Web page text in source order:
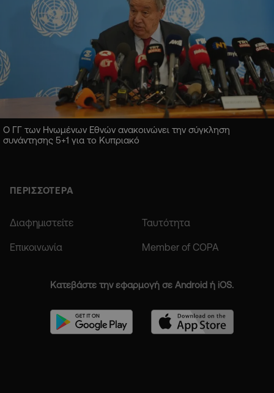
Ο ΓΓ των Ηνωμένων Εθνών ανακοινώνει την σύγκληση
συνάντησης 5+1 για το Κυπριακό
ΠΕΡΙΣΣΟΤΕΡΑ
Διαφημιστείτε Ταυτότητα
Επικοινωνία Member of COPA
Κατεβάστε την εφαρμογή σε Android ή iOS.